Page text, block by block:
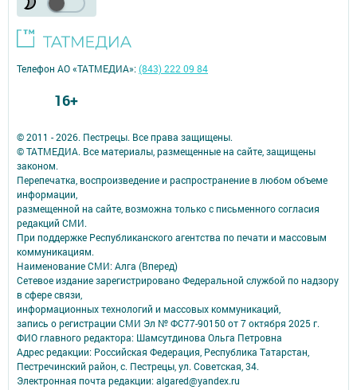
© 2011 - 2026. Пестрецы. Все права защищены.
© ТАТМЕДИА. Все материалы, размещенные на сайте, защищены
законом.
Перепечатка, воспроизведение и распространение в любом объеме
информации,
размещенной на сайте, возможна только с письменного согласия
редакций СМИ.
При поддержке Республиканского агентства по печати и массовым
коммуникациям.
Наименование СМИ: Алга (Вперед)
Сетевое издание зарегистрировано Федеральной службой по надзору
в сфере связи,
информационных технологий и массовых коммуникаций,
запись о регистрации СМИ Эл № ФС77-90150 от 7 октября 2025 г.
ФИО главного редактора: Шамсутдинова Ольга Петровна
Адрес редакции: Российская Федерация, Республика Татарстан,
Пестречинский район, с. Пестрецы, ул. Советская, 34.
Электронная почта редакции: algared@yandex.ru
Телефон АО «ТАТМЕДИА»:(843) 222 09 84
16+